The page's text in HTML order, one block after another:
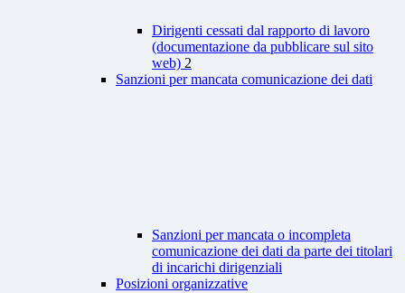
Dirigenti cessati dal rapporto di lavoro
(documentazione da pubblicare sul sito
web) 2
Sanzioni per mancata comunicazione dei dati
Sanzioni per mancata o incompleta
comunicazione dei dati da parte dei titolari
di incarichi dirigenziali
Posizioni organizzative